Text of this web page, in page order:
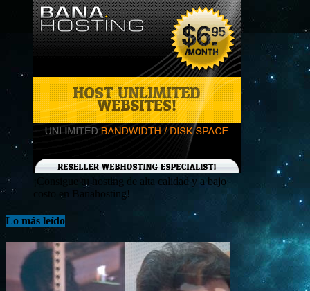
¡Consigue tu hosting de alta calidad y a bajo
costo en Banahosting!
Lo más leído